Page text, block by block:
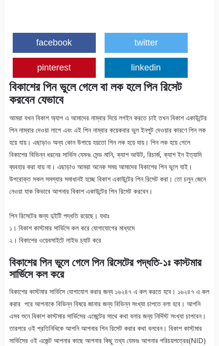
facebook twitter
pinterest linkedin
বিকাশের পিন ভুলে গেলে বা লক হলে পিন রিসেট
করবেন যেভাবে
আমরা যখন বিকাশ অ্যাপ এ আমাদের নাম্বার দিয়ে লগইন করতে চাই তখন বিকাশ একাউন্টের
পিন নাম্বার দেওয়া লাগে এবং এই পিন নাম্বার কয়েকবার ভুল ইনপুট দেওয়ার কারণে পিন লক
হয়ে যায়। এছাড়াও অন্য কোন উপায়ে হয়তো পিন লক হয়ে যায়। পিন লক হয়ে গেলে
বিকাশের বিভিন্ন ধরনের সার্ভিস যেমনঃ সেন্ড মানি, ক্যাশ আউট, রিচার্জ, ক্যাশ ইন ইত্যাদি
ব্যবহার করা যায় না। এছাড়াও আমরা অনেক সময় আমাদের বিকাশের পিন ভুলে যাই।
উপরোক্ত সকল সমস্যার সমাধানই হচ্ছে বিকাশ একাউন্টের পিন রিসেট করা। তো চলুন জেনে
নেওয়া যাক কিভাবে আপনার বিকাশ একাউন্টের পিন রিসেট করবেন।
পিন রিসেটের জন্য দুইটি পদ্ধতি রয়েছে। যথাঃ
১। বিকাশ কাস্টমার সার্ভিসে কল করে যোগাযোগের মাধ্যমে
২। বিকাশের ওয়েবসাইটে লাইভ চ্যাট করে
বিকাশের পিন ভুলে গেলে পিন রিসেটের পদ্ধতি-১ঃ কাস্টমার
সার্ভিসে কল করে
বিকাশের কাস্টমার সার্ভিসে যোগাযোগ করার জন্য ১৬২৪৭ এ কল করতে হবে। ১৬২৪৭ এ কল
করার পরে আপনাকে বিভিন্ন বিষয়ে জানার জন্য বিভিন্ন সংখ্যা চাপতে বলা হবে। আপনি
এসব শুনে বিকাশ কাস্টমার সার্ভিসের এজেন্টের সাথে কথা বলার জন্য নির্দিস্ট সংখ্যা চাপবেন।
তারপরে ওই প্রতিনিধিকে আপনি আপনার পিন রিসেট করার কথা বলবেন। বিকাশ কাস্টমার
সার্ভিসের ওই এজেন্ট আপনার কাছে আপনার কিছু তথ্য যেমনঃ আপনার পরিচয়পত্রের(NID)